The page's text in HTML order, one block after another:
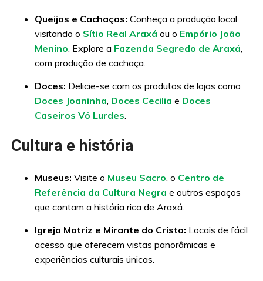
Queijos e Cachaças: Conheça a produção local
visitando o Sítio Real Araxá ou o Empório João
Menino . Explore a Fazenda Segredo de Araxá
com produção de cachaça.
Doces: Delicie-se com os produtos de lojas como
Doces Joaninha Doces Cecilia e Doces
Caseiros Vó Lurdes
Cultura e história
Museus: Visite o Museu Sacro , o Centro de
Referência da Cultura Negra e outros espaços
que contam a história rica de Araxá.
Igreja Matriz e Mirante do Cristo: Locais de fácil
acesso que oferecem vistas panorâmicas e
experiências culturais únicas.